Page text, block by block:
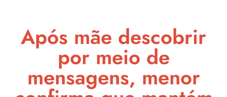
Após mãe descobrir
por meio de
mensagens, menor